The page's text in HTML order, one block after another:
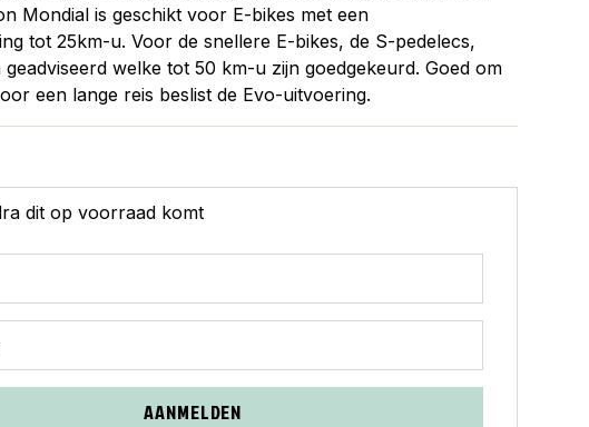
Mondial is geschikt voor E-bikes met een
tot 25km-u. Voor de snellere E-bikes, de S-pedelecs,
welke tot 50 km-u zijn goedgekeurd. Goed om
een lange reis beslist de Evo-uitvoering.
dit op voorraad komt
AANMELDEN